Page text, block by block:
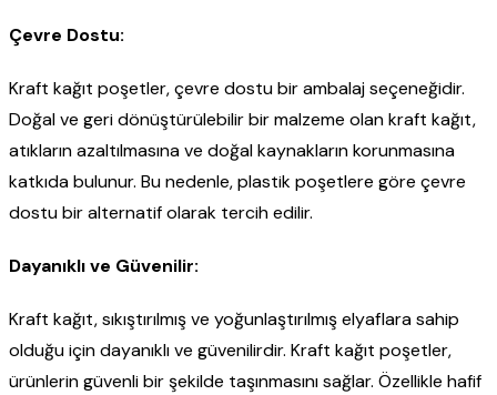
Çevre Dostu:
Kraft kağıt poşetler, çevre dostu bir ambalaj seçeneğidir.
Doğal ve geri dönüştürülebilir bir malzeme olan kraft kağıt,
atıkların azaltılmasına ve doğal kaynakların korunmasına
katkıda bulunur. Bu nedenle, plastik poşetlere göre çevre
dostu bir alternatif olarak tercih edilir.
Dayanıklı ve Güvenilir:
Kraft kağıt, sıkıştırılmış ve yoğunlaştırılmış elyaflara sahip
olduğu için dayanıklı ve güvenilirdir. Kraft kağıt poşetler,
ürünlerin güvenli bir şekilde taşınmasını sağlar. Özellikle hafif